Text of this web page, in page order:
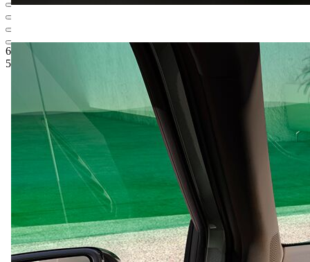
623 400 Kč
540 500 Kč